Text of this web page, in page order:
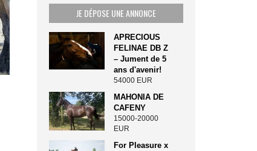
JE DÉPOSE UNE ANNONCE
APRECIOUS
FELINAE DB Z
– Jument de 5
ans d'avenir!
54000 EUR
MAHONIA DE
CAFENY
15000-20000
EUR
For Pleasure x